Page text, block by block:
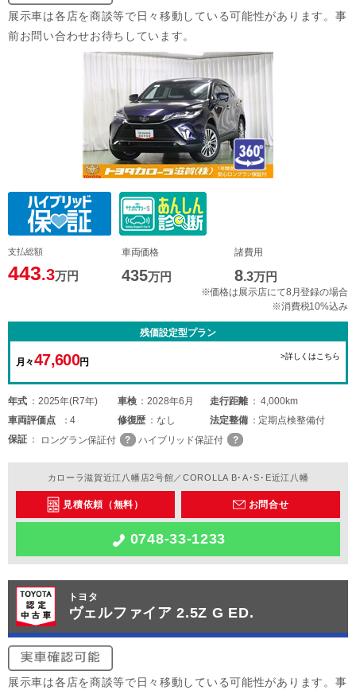
展示車は各店を商談等で日々移動している可能性があります。事
前お問い合わせお待ちしています。
支払総額
443.3万円
車両価格
435万円
諸費用
8.3万円
※価格は展示店にて8月登録の場合
※消費税10%込み
残価設定型プラン
月々47,600円
>詳しくはこちら
年式 2025年(R7年) 車検 2028年6月 走行距離
4,000km
車両評価点 4 修復歴 なし 法定整備
定期点検整備付
保証
ロングラン保証付 ハイブリッド保証付
カローラ滋賀近江八幡店2号館／COROLLA B･A･S･E近江八幡
見積依頼（無料） お問合せ
0748-33-1233
トヨタ
ヴェルファイア 2.5Z G ED.
展示車は各店を商談等で日々移動している可能性があります。事